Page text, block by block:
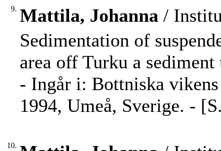
9. Mattila, Johanna /
Sedimentation of
area off Turku a
- Ingår i: Bottniska
1994, Umeå, Sverige. -
10.